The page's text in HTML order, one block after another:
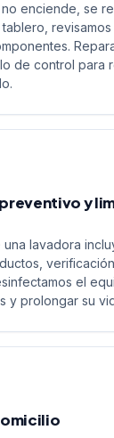
enciende, se
revisamos
de control para
y
una lavadora
el
y prolongar su